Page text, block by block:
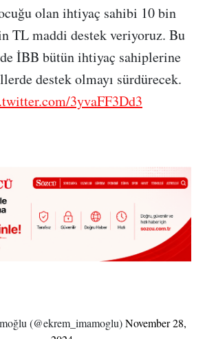
olan ihtiyaç sahibi 10 bin
TL maddi destek veriyoruz. Bu
İBB bütün ihtiyaç sahiplerine
destek olmayı sürdürecek.
3yvaFF3Dd3
(@ekrem_imamoglu)November 28,